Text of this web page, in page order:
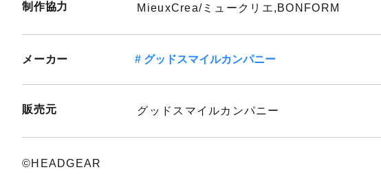
制作協力 MieuxCrea/ミュークリエ,BONFORM
メーカー グッドスマイルカンパニー
販売元 グッドスマイルカンパニー
©HEADGEAR